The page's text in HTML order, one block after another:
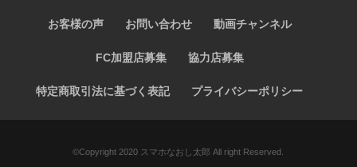
お客様の声 お問い合わせ 動画チャンネル
FC加盟店募集 協力店募集
特定商取引法に基づく表記 プライバシーポリシー
©️Copyright 2020 スマホなおし太郎 All right Reserved.